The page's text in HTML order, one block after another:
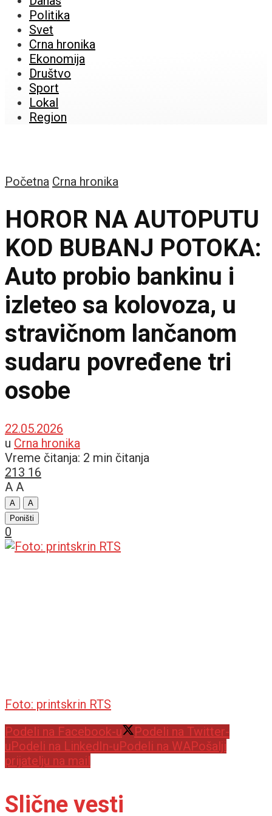
Politika
Svet
Crna hronika
Ekonomija
Društvo
Sport
Lokal
Region
Početna Crna hronika
HOROR NA AUTOPUTU
KOD BUBANJ POTOKA:
Auto probio bankinu i
izleteo sa kolovoza, u
stravičnom lančanom
sudaru povređene tri
osobe
22.05.2026
u Crna hronika
Vreme čitanja: 2 min čitanja
213 16
A A
A
A
Poništi
0
Foto: printskrin RTS
Podeli na Facebook-u
Podeli na Twitter-
uPodeli na LinkedIn-uPodeli na WAPošalji
prijatelju na mail
Slične vesti